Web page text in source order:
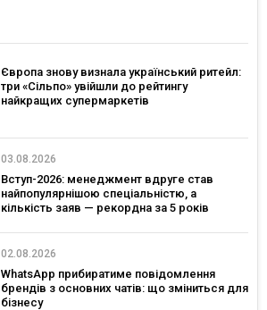
Європа знову визнала український ритейл:
три «Сільпо» увійшли до рейтингу
найкращих супермаркетів
03.08.2026
Вступ-2026: менеджмент вдруге став
найпопулярнішою спеціальністю, а
кількість заяв — рекордна за 5 років
02.08.2026
WhatsApp прибиратиме повідомлення
брендів з основних чатів: що зміниться для
бізнесу